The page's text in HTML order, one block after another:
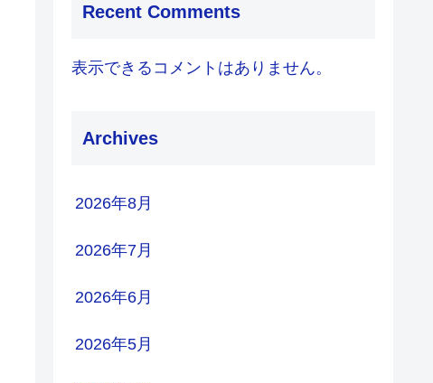
Recent Comments
表示できるコメントはありません。
Archives
2026年8月
2026年7月
2026年6月
2026年5月